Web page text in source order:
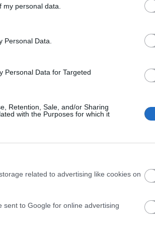
personal data.
Personal Data.
Personal Data for Targeted
Retention, Sale, and/or Sharing
with the Purposes for which it
related to advertising like cookies on
sent to Google for online advertising
ΠΥΡΓΟΣ ΑΘΗΝΩΝ - ΚΤΙΡΙΟ Α,
randstad@randstad.gr